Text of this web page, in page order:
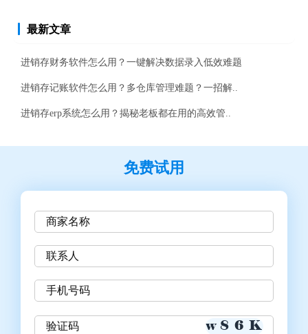
最新文章
进销存财务软件怎么用？一键解决数据录入低效难题
进销存记账软件怎么用？多仓库管理难题？一招解..
进销存erp系统怎么用？揭秘老板都在用的高效管..
免费试用